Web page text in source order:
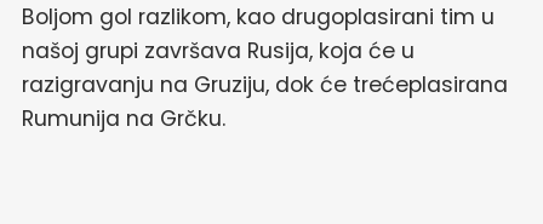
Boljom gol razlikom, kao drugoplasirani tim u
našoj grupi završava Rusija, koja će u
razigravanju na Gruziju, dok će trećeplasirana
Rumunija na Grčku.